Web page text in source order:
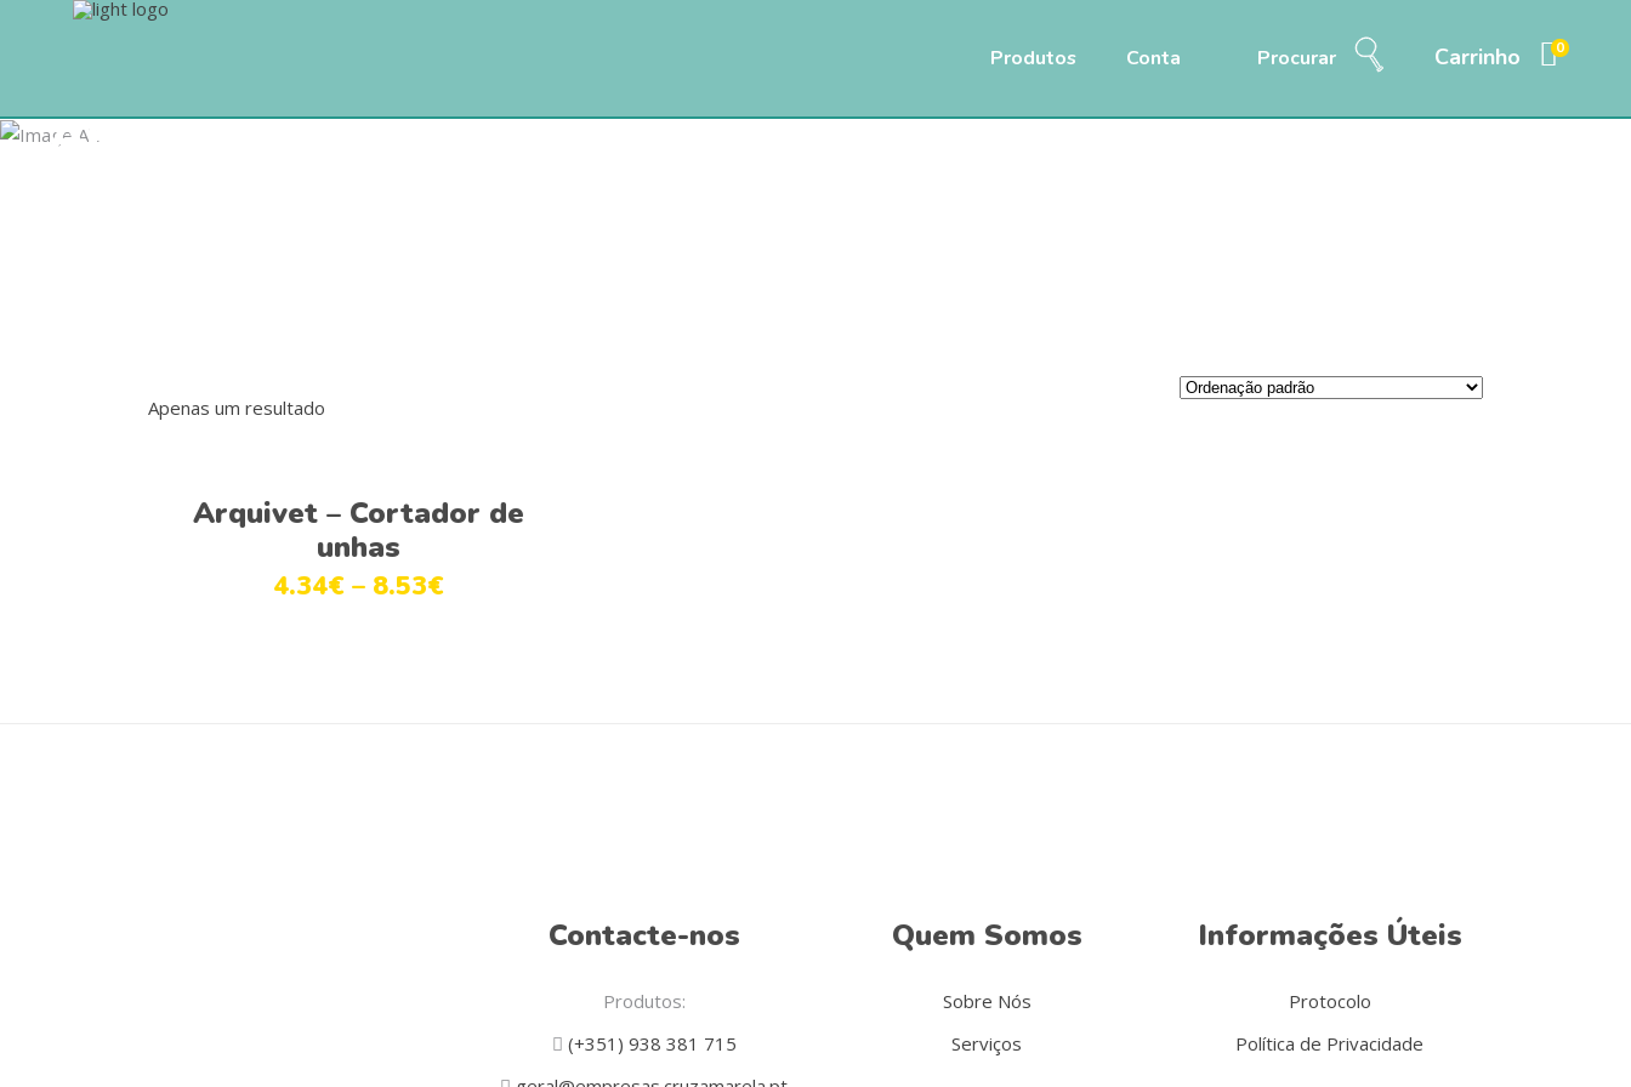
Produtos Conta Procurar Carrinho 0
Archive
Apenas um resultado
Ver opções
Arquivet – Cortador de
unhas
4.34€ – 8.53€
Contacte-nos
Produtos:
(+351) 938 381 715
Quem Somos
Sobre Nós
Serviços
Informações Úteis
Protocolo
Política de Privacidade